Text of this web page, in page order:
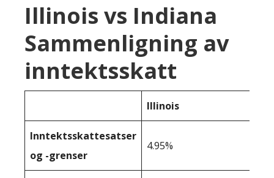
Illinois vs Indiana
Sammenligning av
inntektsskatt
Illinois
Inntektsskattesatser
og -grenser
4.95%